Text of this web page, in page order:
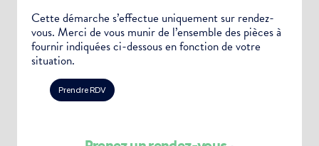
Cette démarche s’effectue uniquement sur rendez-
vous. Merci de vous munir de l’ensemble des pièces à
fournir indiquées ci-dessous en fonction de votre
situation.